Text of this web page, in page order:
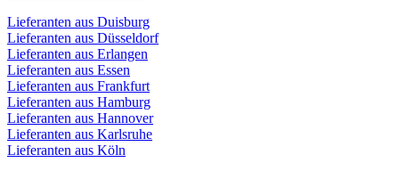
Lieferanten aus Duisburg
Lieferanten aus Düsseldorf
Lieferanten aus Erlangen
Lieferanten aus Essen
Lieferanten aus Frankfurt
Lieferanten aus Hamburg
Lieferanten aus Hannover
Lieferanten aus Karlsruhe
Lieferanten aus Köln